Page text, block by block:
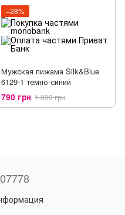
−28%
Мужская пижама Silk&Blue
6129-1 темно-синий
790 грн 1 098 грн